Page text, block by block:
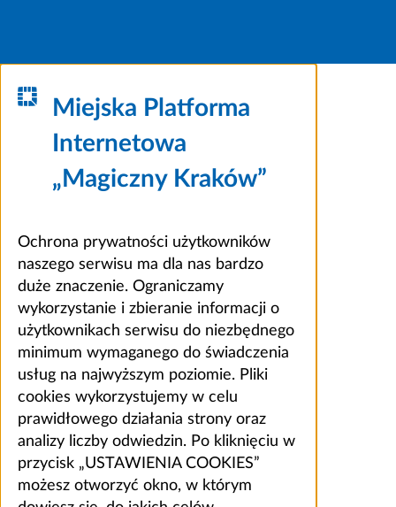
Miejska Platforma
Internetowa
„Magiczny Kraków”
Ochrona prywatności użytkowników
naszego serwisu ma dla nas bardzo
duże znaczenie. Ograniczamy
wykorzystanie i zbieranie informacji o
użytkownikach serwisu do niezbędnego
minimum wymaganego do świadczenia
usług na najwyższym poziomie. Pliki
cookies wykorzystujemy w celu
prawidłowego działania strony oraz
analizy liczby odwiedzin. Po kliknięciu w
przycisk „USTAWIENIA COOKIES”
możesz otworzyć okno, w którym